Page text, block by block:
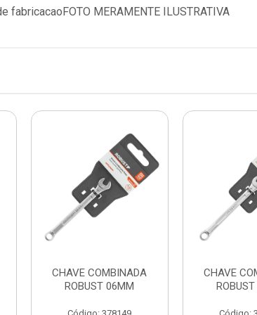
fabricacaoFOTO MERAMENTE ILUSTRATIVA
CHAVE COMBINADA
ROBUST 06MM
CHAVE